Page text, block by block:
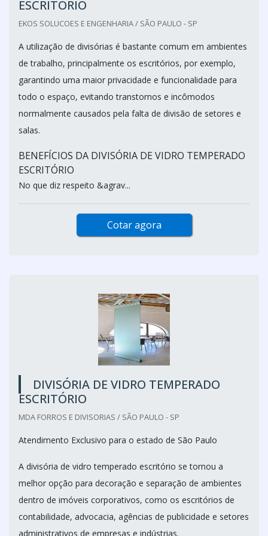
ESCRITÓRIO
EKOS SOLUCOES E ENGENHARIA / SÃO PAULO - SP
A utilização de divisórias é bastante comum em ambientes
de trabalho, principalmente os escritórios, por exemplo,
garantindo uma maior privacidade e funcionalidade para
todo o espaço, evitando transtornos e incômodos
normalmente causados pela falta de divisão de setores e
salas.
BENEFÍCIOS DA DIVISÓRIA DE VIDRO TEMPERADO
ESCRITÓRIO
No que diz respeito &agrav...
Cotar agora
DIVISÓRIA DE VIDRO TEMPERADO
ESCRITÓRIO
MDA FORROS E DIVISORIAS / SÃO PAULO - SP
Atendimento Exclusivo para o estado de São Paulo
A divisória de vidro temperado escritório se tornou a
melhor opção para decoração e separação de ambientes
dentro de imóveis corporativos, como os escritórios de
contabilidade, advocacia, agências de publicidade e setores
administrativos de empresas e indústrias.